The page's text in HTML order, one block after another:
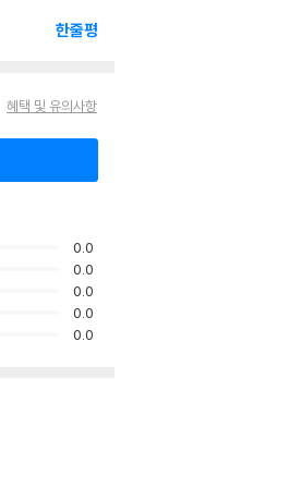
한줄평
혜택 및 유의사항
0.0
0.0
0.0
0.0
0.0